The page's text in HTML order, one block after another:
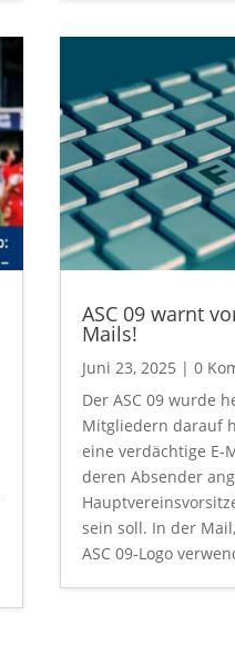
ASC 09 warnt
Mails!
Juni 23, 2025 | 0
Der ASC 09 wurde
Mitgliedern darauf
eine verdächtige E-
deren Absender
sein soll. In der
ASC 09-Logo